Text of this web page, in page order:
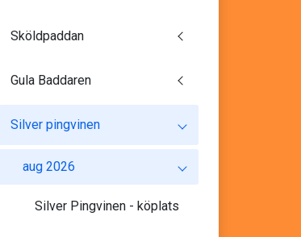
Sköldpaddan
Gula Baddaren
Silver pingvinen
aug 2026
Silver Pingvinen - köplats